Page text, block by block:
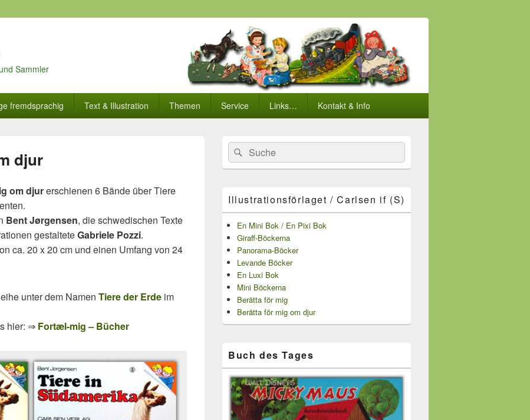
Sammler
fremdsprachig Text & Illustration Themen Service Links… Kontakt & Info
djur
om djurerschienen 6 Bände über Tiere
Bent Jørgensen, die schwedischen Texte
gestalteteGabriele Pozzi.
ca. 20 x 20 cm und einen Umfang von 24
unter dem Namen Tiere der Erde im
hier: ⇒ Fortæl-mig – Bücher
Primärer
Seitenleisten
Widget-
Bereich
Search
for:
Suche
Illustrationsförlaget / Carlsen if (S)
En Mini Bok / En Pixi Bok
Giraff-Böckerna
Panorama-Böcker
Levande Böcker
En Luxi Bok
Mini Böckerna
Berätta för mig
Berätta för mig om djur
Buch des Tages